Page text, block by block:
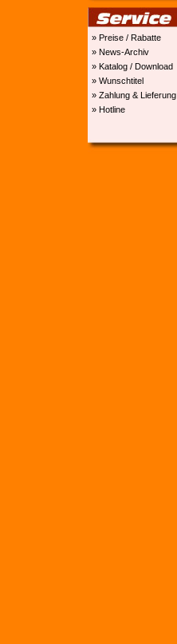
» Preise / Rabatte
» News-Archiv
» Katalog / Download
» Wunschtitel
» Zahlung & Lieferung
» Hotline